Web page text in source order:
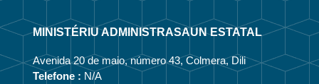
MINISTÉRIU ADMINISTRASAUN ESTATAL
Avenida 20 de maio, número 43, Colmera, Dili
Telefone : N/A